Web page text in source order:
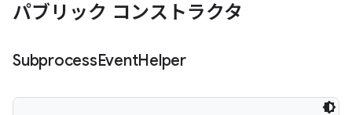
パブリック コンストラクタ
SubprocessEventHelper